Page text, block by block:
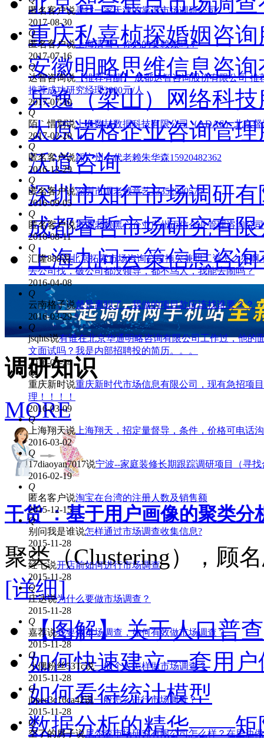
匿名客户说寻找一家天津的靠谱市场调研公司
2017-08-30
Q
匿名客户说上海清雪，你妈的要赖账吗？
2017-07-16
Q
达智咨询说【推荐有酬】 成都达智咨询股份有限公司 推
推荐成功研究经理3000元/人
2017-07-10
Q
陌｀惜別说上海数喆数据科技有限公司（ADAS）北京
2017-02-20
Q
匿名客户说踩广州个代老赖朱华森15920482362
2016-12-29
Q
匿名客户说深圳市调老赖章艺13352990575
2016-09-05
Q
匿名客户说市调老赖黑心企业广州迈信企业管理咨询公
2016-08-11
Q
汇隆888说北京拓索市场咨询公司拖欠兼职工资怎么办啊
去公司找，破公司都没领导，都不鸟人，我能去闹吗？
2016-04-08
Q
云南格子说督导离职了，我做的项目款应该找谁要？？
2016-03-29
Q
jsqhts说有谁在北京华通明略咨询有限公司工作过，他的
文面试吗？我是内部招聘投的简历。。。
2016-03-24
Q
重庆新时说重庆新时代市场信息有限公司，现有急招项
理！！！！
2016-03-09
Q
上海翔天说 上海翔天，招定量督导，条件，价格可电话
2016-03-02
Q
17diaoyan7017说宁波--家庭装修长期跟踪调研项目（寻
2016-02-19
Q
匿名客户说淘宝在台湾的注册人数及销售额
2015-12-15
Q
别问我是谁说怎样通过市场调查收集信息?
2015-11-28
Q
经七说开店前如何进行市场调查
2015-11-28
Q
庄达说为什么要做市场调查？
2015-11-28
Q
嘉荐说我要做市场调查，如何有效做市场调查？
2015-11-28
Q
小侽粉丝53Tc说一般个人怎样做市场调查？
2015-11-28
Q
jbpec3c16ca42说一般怎么进行市场调查？
2015-11-28
Q
空了的房子说尼尔森市场研究有限公司怎么样？在里边
安徽明略思维信息咨
乐逸（梁山）网络科
太原诺格企业咨询管
沃道咨询
深圳市知行市场调研
成都睿哲市场研究有限
上海九问云策信息咨
北京谦诚致远信息技
调研知识
MORE
干货 ：基于用户画像的聚类分
聚类（Clustering），顾
[详细]
【图解】 关于人口普
如何快速建立一套用
如何看待统计模型
数据分析的精华——矩